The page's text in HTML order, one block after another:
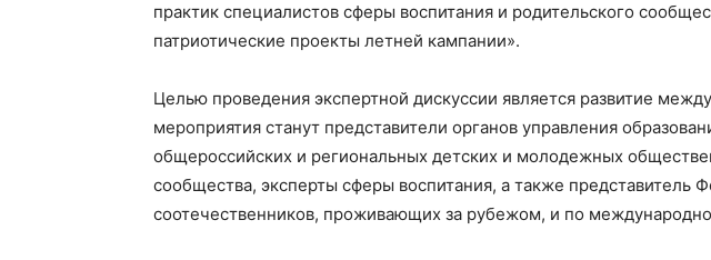
практик специалистов сферы воспитания и родительского
патриотические проекты летней кампании».
Целью проведения экспертной дискуссии является развитие
мероприятия станут представители органов управления
общероссийских и региональных детских и молодежных
сообщества, эксперты сферы воспитания, а также представитель
соотечественников, проживающих за рубежом, и по